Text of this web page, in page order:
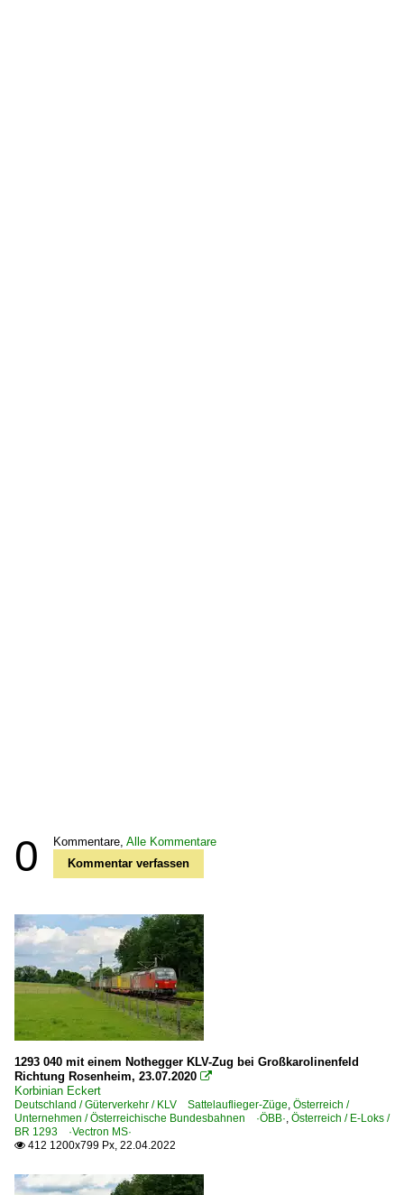
0 Kommentare, Alle Kommentare
Kommentar verfassen
1293 040 mit einem Nothegger KLV-Zug bei Großkarolinenfeld
Richtung Rosenheim, 23.07.2020 
Korbinian Eckert
Deutschland / Güterverkehr / KLV Sattelauflieger-Züge, Österreich /
Unternehmen / Österreichische Bundesbahnen ·ÖBB·, Österreich / E-Loks /
BR 1293 ·Vectron MS·
 412 1200x799 Px, 22.04.2022